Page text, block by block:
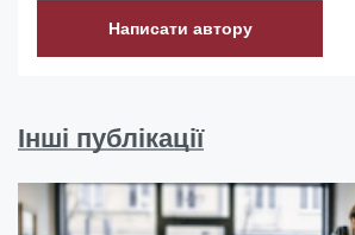
Написати автору
Інші публікації